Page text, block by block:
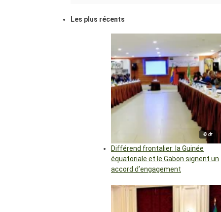
Les plus récents
© dr
Différend frontalier: la Guinée
équatoriale et le Gabon signent un
accord d’engagement